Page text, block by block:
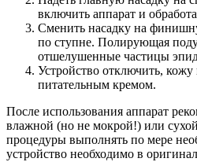
включить аппарат и
Сменить насадку на
по ступне. Полирующая
отшелушенные частицы
Устройство отключить,
питательным кремом.
После использования аппарат
влажной (но не мокрой!) или
процедуры выполнять по мере
устройство необходимо в